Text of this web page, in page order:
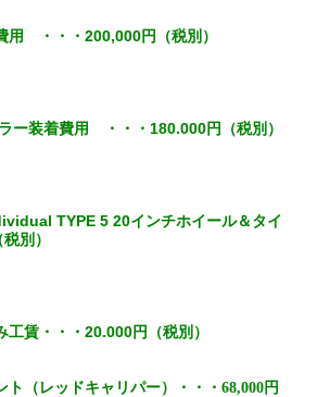
用 ・・・200,000円（税別）
ー装着費用 ・・・180.000円（税別）
TYPE 5 20インチホイール＆タイ
別）
賃・・・20.000円（税別）
（レッドキャリパー）・・・68,000円